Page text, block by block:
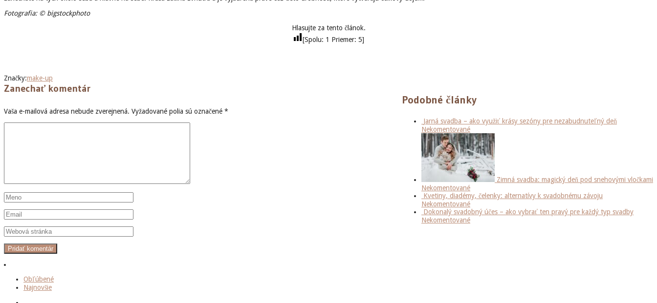
Fotografia: © bigstockphoto
Hlasujte za tento článok.
[Spolu: 1 Priemer: 5]
Značky:make-up
Podobné články
Jarná svadba – ako využiť krásy sezóny pre nezabudnuteľný deň
Nekomentované
Zimná svadba: magický deň pod snehovými vločkami
Nekomentované
Kvetiny, diadémy, čelenky: alternatívy k svadobnému závoju
Nekomentované
Dokonalý svadobný účes – ako vybrať ten pravý pre každý typ svadby
Nekomentované
Zanechať komentár
Vaša e-mailová adresa nebude zverejnená. Vyžadované polia sú označené *
Obľúbené
Najnovšie